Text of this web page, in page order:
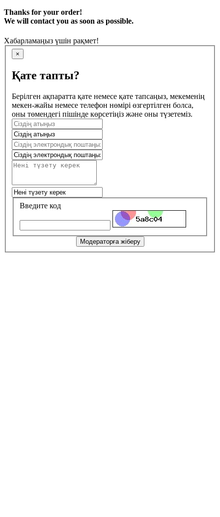
Thanks for your order!
We will contact you as soon as possible.
Хабарламаңыз үшін рақмет!
×
Қате тапты?
Берілген ақпаратта қате немесе қате тапсаңыз, мекеменің
мекен-жайы немесе телефон нөмірі өзгертілген болса,
оны төмендегі пішінде көрсетіңіз және оны түзетеміз.
Введите код
Модераторға жіберу